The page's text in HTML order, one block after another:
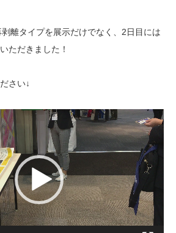
離タイプを展示だけでなく、2日目には
ただきました！
さい↓